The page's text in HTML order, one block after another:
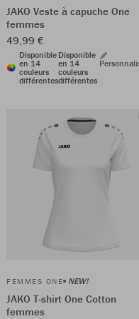
JAKO Veste à capuche One
femmes
49,99 €
Disponible
en 14
couleurs
différentes
Disponible
en 14
couleurs
différentes
FEMMES ONE NEW!
JAKO T-shirt One Cotton
femmes